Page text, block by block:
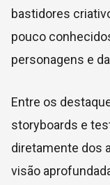
bastidores
pouco
personagens e
Entre os
storyboards e
diretamente dos
visão